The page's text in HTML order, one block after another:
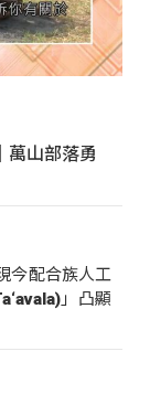
萬山部落勇
今配合族人工
」凸顯